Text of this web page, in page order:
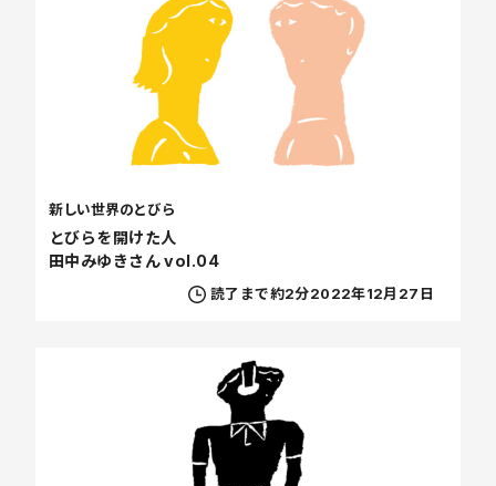
とびらを開けた人
田中みゆきさん vol.04
新しい世界のとびら
読了まで約2分2022年12月27日